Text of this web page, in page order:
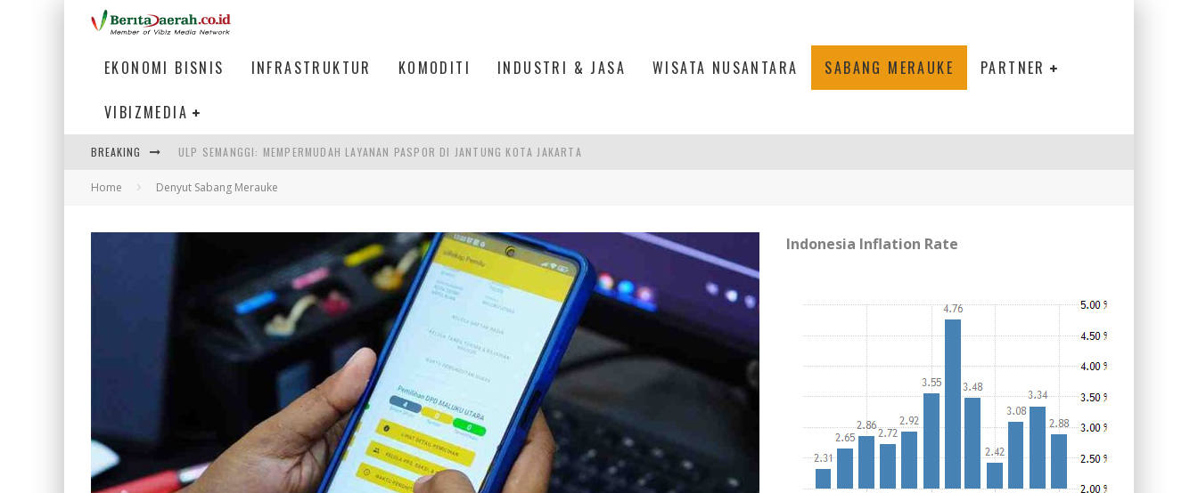
EKONOMI BISNIS INFRASTRUKTUR KOMODITI INDUSTRI & JASA WISATA NUSANTARA SABANG MERAUKE PARTNER
VIBIZMEDIA
BREAKING ULP SEMANGGI: MEMPERMUDAH LAYANAN PASPOR DI JANTUNG KOTA JAKARTA
BAKMI PANGSIT AYAM, KULINER LEGENDARIS DI PASAR BARU JAKARTA
PERTUNJUKAN AIR MANCUR SPEKTAKULER DI PIK 2, JAKARTA UTARA
Home Denyut Sabang Merauke
Indonesia Inflation Rate